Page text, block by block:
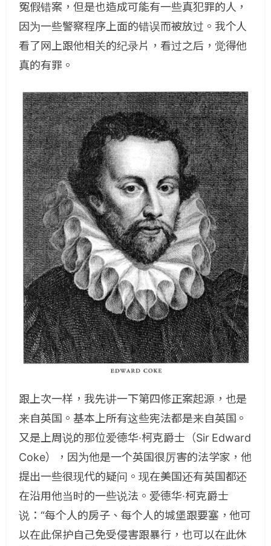
冤假错案，但是也造成可能有一些真犯罪的人，
因为一些警察程序上面的错误而被放过。我个人
看了网上跟他相关的纪录片，看过之后，觉得他
真的有罪。
跟上次一样，我先讲一下第四修正案起源，也是
来自英国。基本上所有这些宪法都是来自英国。
又是上周说的那位爱德华·柯克爵士（Sir Edward
Coke），因为他是一个英国很厉害的法学家，他
提出一些很现代的疑问。现在美国还有英国都还
在沿用他当时的一些说法。爱德华·柯克爵士
说：“每个人的房子、每个人的城堡跟要塞，他可
以在此保护自己免受侵害跟暴行，也可以在此休